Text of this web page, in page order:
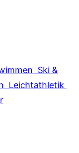
Ski &
Leichtathletik